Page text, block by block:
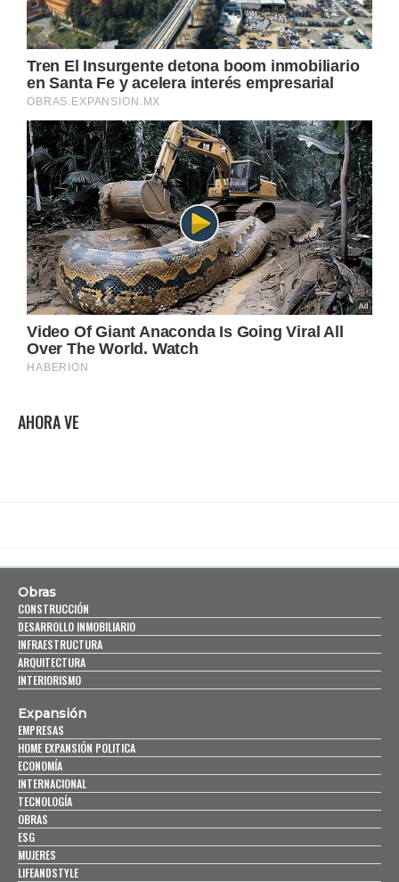
AHORA VE
Obras
CONSTRUCCIÓN
DESARROLLO INMOBILIARIO
INFRAESTRUCTURA
ARQUITECTURA
INTERIORISMO
Expansión
EMPRESAS
HOME EXPANSIÓN POLITICA
ECONOMÍA
INTERNACIONAL
TECNOLOGÍA
OBRAS
ESG
MUJERES
LIFEANDSTYLE